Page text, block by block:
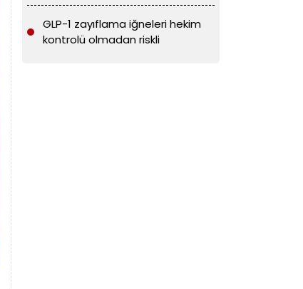
GLP-1 zayıflama iğneleri hekim
kontrolü olmadan riskli